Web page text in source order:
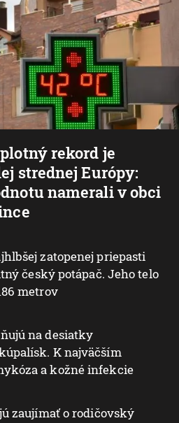
rekord je
strednej Európy:
namerali v obci
zatopenej priepasti
český potápač. Jeho telo
metrov
na desiatky
K najväčším
a kožné infekcie
zaujímať o rodičovský